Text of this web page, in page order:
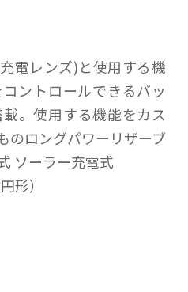
電レンズ)と使用する機
ントロールできるバッ
。使用する機能をカス
のロングパワーリザーブ
ソーラー充電式
形）